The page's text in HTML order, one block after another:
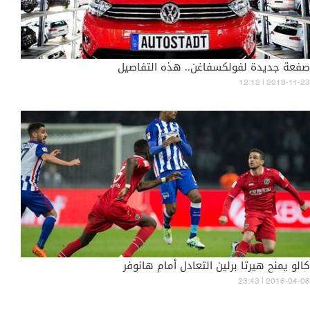
صفعة جديدة لفولكسفاغن.. هذه التفاصيل
12:12 | 2018-11-23
كالو يمنح هيرتا برلين التعادل أمام هانوفر
23:43 | 2016-04-08